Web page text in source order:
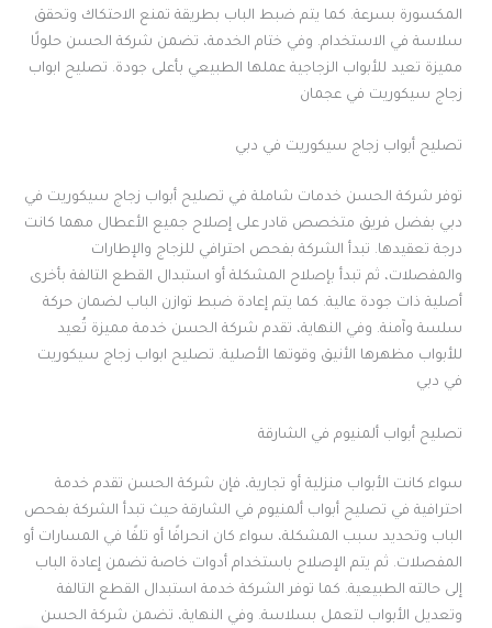
المكسورة بسرعة. كما يتم ضبط الباب بطريقة تمنع الاحتكاك وتحقق
سلاسة في الاستخدام. وفي ختام الخدمة، تضمن شركة الحسن حلولًا
مميزة تعيد للأبواب الزجاجية عملها الطبيعي بأعلى جودة. تصليح ابواب
زجاج سيكوريت في عجمان
تصليح أبواب زجاج سيكوريت في دبي
توفر شركة الحسن خدمات شاملة في تصليح أبواب زجاج سيكوريت في
دبي بفضل فريق متخصص قادر على إصلاح جميع الأعطال مهما كانت
درجة تعقيدها. تبدأ الشركة بفحص احترافي للزجاج والإطارات
والمفصلات، ثم تبدأ بإصلاح المشكلة أو استبدال القطع التالفة بأخرى
أصلية ذات جودة عالية. كما يتم إعادة ضبط توازن الباب لضمان حركة
سلسة وآمنة. وفي النهاية، تقدم شركة الحسن خدمة مميزة تُعيد
للأبواب مظهرها الأنيق وقوتها الأصلية. تصليح ابواب زجاج سيكوريت
في دبي
تصليح أبواب ألمنيوم في الشارقة
سواء كانت الأبواب منزلية أو تجارية، فإن شركة الحسن تقدم خدمة
احترافية في تصليح أبواب ألمنيوم في الشارقة حيث تبدأ الشركة بفحص
الباب وتحديد سبب المشكلة، سواء كان انحرافًا أو تلفًا في المسارات أو
المفصلات. ثم يتم الإصلاح باستخدام أدوات خاصة تضمن إعادة الباب
إلى حالته الطبيعية. كما توفر الشركة خدمة استبدال القطع التالفة
وتعديل الأبواب لتعمل بسلاسة. وفي النهاية، تضمن شركة الحسن